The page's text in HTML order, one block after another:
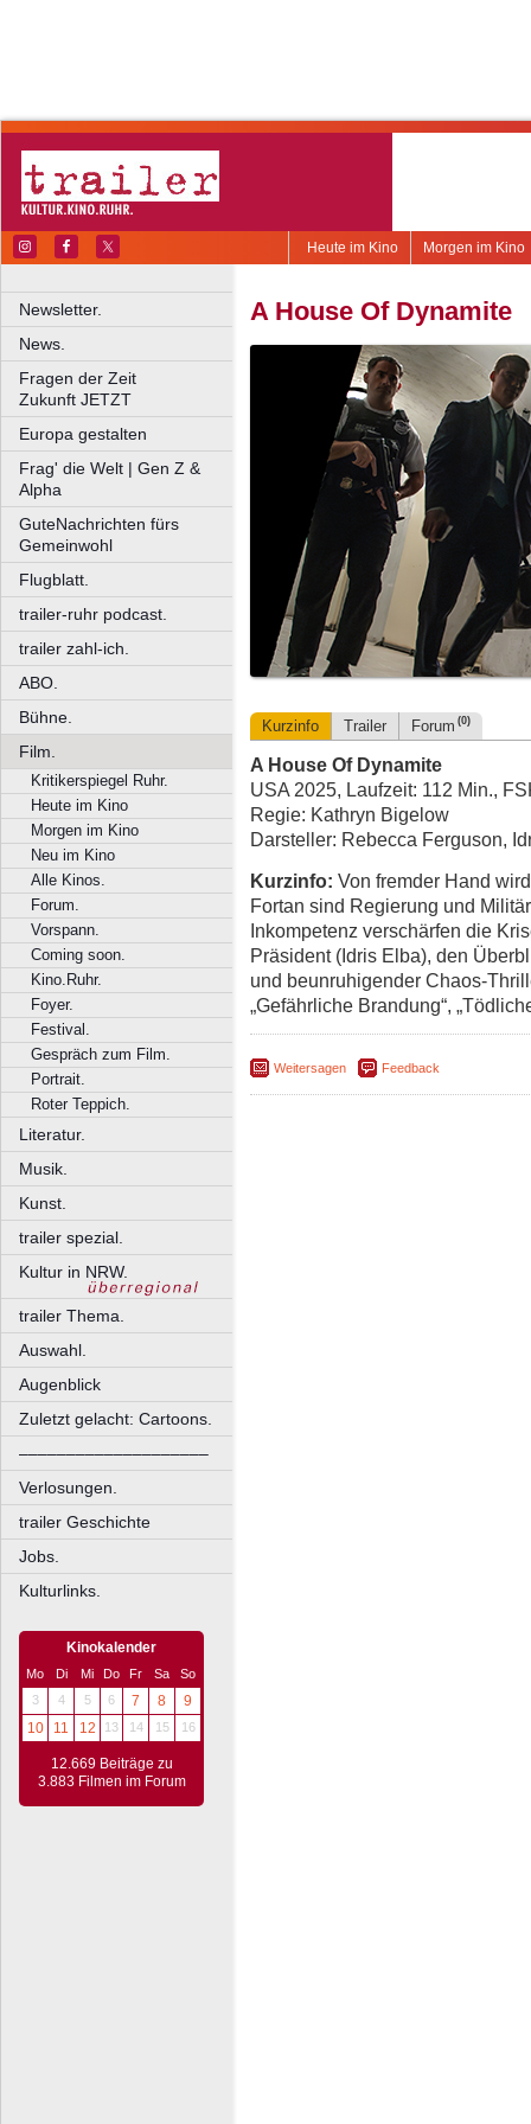
Morgen im Kino
Heute im Kino
Newsletter.
News.
Fragen der Zeit
Zukunft JETZT
Europa gestalten
Frag' die Welt | Gen Z &
Alpha
GuteNachrichten fürs
Gemeinwohl
Flugblatt.
trailer-ruhr podcast.
trailer zahl-ich.
ABO.
Bühne.
Film.
Kritikerspiegel Ruhr.
Heute im Kino
Morgen im Kino
Neu im Kino
Alle Kinos.
Forum.
Vorspann.
Coming soon.
Kino.Ruhr.
Foyer.
Festival.
Gespräch zum Film.
Portrait.
Roter Teppich.
Literatur.
Musik.
Kunst.
trailer spezial.
Kultur in NRW.
trailer Thema.
Auswahl.
Augenblick
Zuletzt gelacht: Cartoons.
––––––––––––––––––––
Verlosungen.
trailer Geschichte
Jobs.
Kulturlinks.
Kinokalender
Mo Di Mi Do Fr Sa
So
3
4 5 6 7 8
9
10
11 12 13 14 15 16
12.669 Beiträge zu
3.883 Filmen im Forum
A House Of Dynamite
Kurzinfo Trailer Forum (0)
A House Of Dynamite
USA 2025, Laufzeit: 112 Min.,
Regie: Kathryn Bigelow
Darsteller: Rebecca Ferguson,
Kurzinfo: Von fremder Hand
Fortan sind Regierung und
Inkompetenz verschärfen die
Präsident (Idris Elba), den
und beunruhigender Chaos-
„Gefährliche Brandung“,
Weitersagen Feedback